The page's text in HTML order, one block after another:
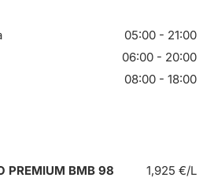
05:00 - 21:00
06:00 - 20:00
08:00 - 18:00
PREMIUM BMB 98 1,925 €/L